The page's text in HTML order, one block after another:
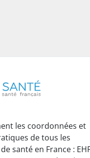
les coordonnées et
de tous les
santé en France :